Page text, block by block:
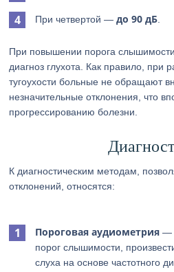
При четвертой —до 90 дБ
При повышении порога
диагноз глухота. Как правило, при
тугоухости больные не обращают
незначительные отклонения, что
прогрессированию болезни.
К диагностическим методам,
отклонений, относятся:
Пороговая аудиометрия —
порог слышимости,
слуха на основе частотного